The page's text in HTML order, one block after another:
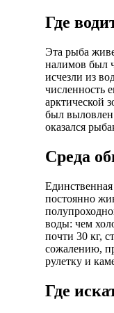
Где
Эта рыба
налимов был
исчезли из
численность
арктической
был выловлен
оказался
Среда
постоянно
воды: чем
почти 30 кг,
сожалению,
рулетку и
Где